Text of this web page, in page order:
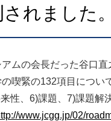
れました。
ムの会長だった谷口
の喫緊の132項目につ
性、6)課題、7)課題
www.jcgg.jp/02/